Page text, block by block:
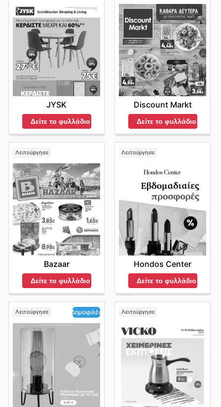
JYSK
Δείτε το φυλλάδιο
Discount Markt
Δείτε το φυλλάδιο
Λειτούργησε
Bazaar
Δείτε το φυλλάδιο
Λειτούργησε
Hondos Center
Δείτε το φυλλάδιο
Λειτούργησε Δημοφιλές Λειτούργησε